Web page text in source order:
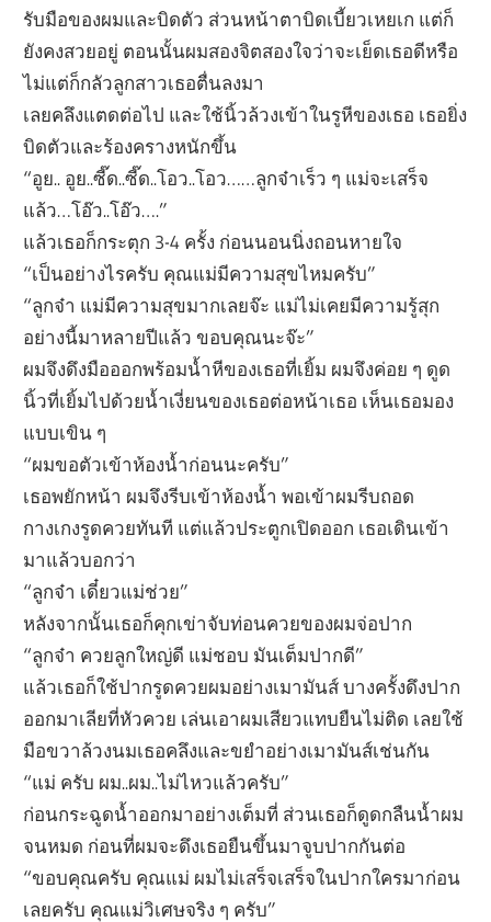
รับมือของผมและบิดตัว ส่วนหน้าตาบิดเบี้ยวเหยเก แต่ก็
ยังคงสวยอยู่ ตอนนั้นผมสองจิตสองใจว่าจะเย็ดเธอดีหรือ
ไม่แต่ก็กลัวลูกสาวเธอตื่นลงมา
เลยคลึงแตดต่อไป และใช้นิ้วล้วงเข้าในรูหีของเธอ เธอยิ่ง
บิดตัวและร้องครางหนักขึ้น
“อูย.. อูย..ซี๊ด..ซี๊ด..โอว..โอว……ลูกจ๋าเร็ว ๆ แม่จะเสร็จ
แล้ว…โอ๊ว..โอ๊ว….”
แล้วเธอก็กระตุก 3-4 ครั้ง ก่อนนอนนิ่งถอนหายใจ
“เป็นอย่างไรครับ คุณแม่มีความสุขไหมครับ”
“ลูกจ๋า แม่มีความสุขมากเลยจ๊ะ แม่ไม่เคยมีความรู้สุก
อย่างนี้มาหลายปีแล้ว ขอบคุณนะจ๊ะ”
ผมจึงดึงมือออกพร้อมน้ำหีของเธอที่เยิ้ม ผมจึงค่อย ๆ ดูด
นิ้วที่เยิ้มไปด้วยน้ำเงี่ยนของเธอต่อหน้าเธอ เห็นเธอมอง
แบบเขิน ๆ
“ผมขอตัวเข้าห้องน้ำก่อนนะครับ”
เธอพยักหน้า ผมจึงรีบเข้าห้องน้ำ พอเข้าผมรีบถอด
กางเกงรูดควยทันที แต่แล้วประตูกเปิดออก เธอเดินเข้า
มาแล้วบอกว่า
“ลูกจ๋า เดี๋ยวแม่ช่วย”
หลังจากนั้นเธอก็คุกเข่าจับท่อนควยของผมจ่อปาก
“ลูกจ๋า ควยลูกใหญ่ดี แม่ชอบ มันเต็มปากดี”
แล้วเธอก็ใช้ปากรูดควยผมอย่างเมามันส์ บางครั้งดึงปาก
ออกมาเลียที่หัวควย เล่นเอาผมเสียวแทบยืนไม่ติด เลยใช้
มือขวาล้วงนมเธอคลึงและขยำอย่างเมามันส์เช่นกัน
“แม่ ครับ ผม..ผม..ไม่ไหวแล้วครับ”
ก่อนกระฉูดน้ำออกมาอย่างเต็มที่ ส่วนเธอก็ดูดกลืนน้ำผม
จนหมด ก่อนที่ผมจะดึงเธอยืนขึ้นมาจูบปากกันต่อ
“ขอบคุณครับ คุณแม่ ผมไม่เสร็จเสร็จในปากใครมาก่อน
เลยครับ คุณแม่วิเศษจริง ๆ ครับ”